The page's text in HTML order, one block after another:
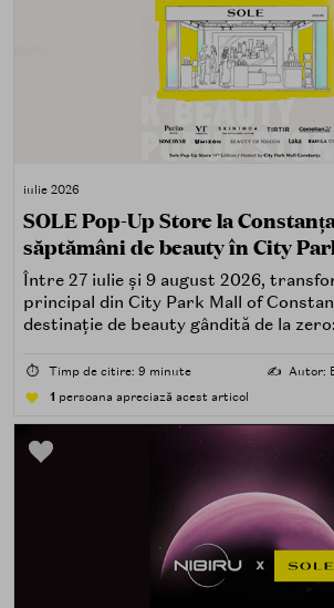
iulie 2026
SOLE Pop-Up Store la
săptămâni de beauty în City
Între 27 iulie și 9 august 2026,
principal din City Park Mall of
destinație de beauty gândită de la
care îți place, de fapt, să descoperi
atingând, comparând, întrebând.
⏱️ Timp de citire: 9 minute ✍️ Autor:
1 persoana apreciază acest articol